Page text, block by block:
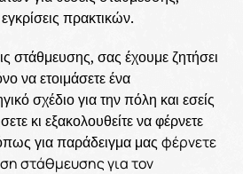
πρακτικών.
στάθμευσης, σας έχουμε ζητήσει
να ετοιμάσετε ένα
σχέδιο για την πόλη και εσείς
κι εξακολουθείτε να φέρνετε
για παράδειγμα μας φέρνετε
στάθμευσης για τον